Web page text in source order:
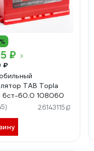
₽
₽
TAB Topla
6ст-60.0 108060
26143115